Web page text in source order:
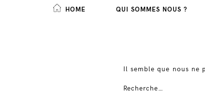
HOME QUI SOMMES NOUS ?
Il semble que nous ne
Recherche…